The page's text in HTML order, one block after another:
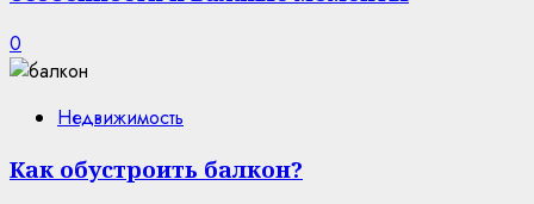
0
Недвижимость
Как обустроить балкон?